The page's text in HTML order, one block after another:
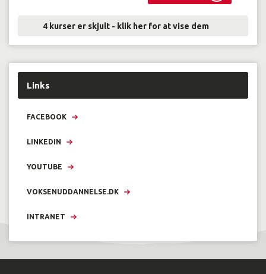
4 kurser er skjult - klik her for at vise dem
Links
FACEBOOK
LINKEDIN
YOUTUBE
VOKSENUDDANNELSE.DK
INTRANET